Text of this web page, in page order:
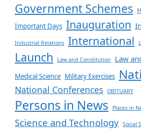
Government Schemes
Important Days Inauguration
Industrial Relations International
Launch Law and Constitution Law
Medical Science Military Exercises
National Conferences OBITUARY
Persons in News Places in
Science and Technology Social